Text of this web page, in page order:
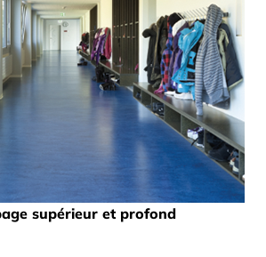
supérieur et profond